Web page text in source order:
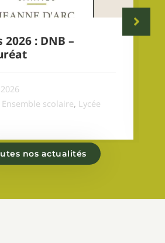
2026 : DNB –
Ensemble scolaire, Lycée
nos actualités